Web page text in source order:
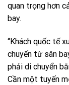
quan trọng hơn
bay.
“Khách quốc tế
chuyến từ sân
phải di chuyển
Cần một tuyến